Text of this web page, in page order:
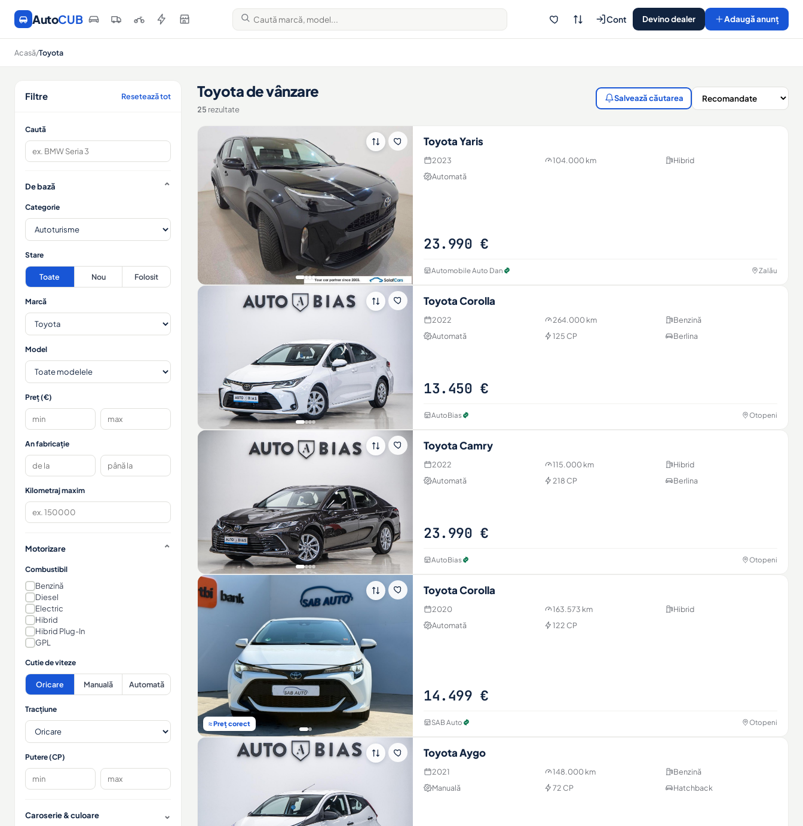
AutoCUB Cont Devino dealer Adaugă anunț
Acasă/Toyota
Filtre Resetează tot
Caută
De bază
Categorie
Stare
Toate Nou Folosit
Marcă
Model
Preț (€)
An fabricație
Kilometraj maxim
Motorizare
Combustibil
Benzină
Diesel
Electric
Hibrid
Hibrid Plug-In
GPL
Cutie de viteze
Oricare Manuală Automată
Tracțiune
Putere (CP)
Caroserie & culoare
Toyota de vânzare
25 rezultate
Salvează căutarea
Toyota Yaris
2023 104.000 km
Hibrid
Automată
23.990 €
Automobile Auto Dan Zalău
Toyota Corolla
2022 264.000 km
Benzină
Automată
125 CP Berlina
13.450 €
AutoBias Otopeni
Toyota Camry
2022 115.000 km
Hibrid
Automată
218 CP Berlina
23.990 €
AutoBias Otopeni
≈ Preț corect
Toyota Corolla
2020 163.573 km
Hibrid
Automată
122 CP
14.499 €
SAB Auto Otopeni
Toyota Aygo
2021 148.000 km
Benzină
Manuală
72 CP Hatchback